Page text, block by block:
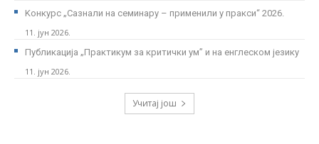
Kонкурс „Сазнали на семинару – применили у пракси“ 2026.
11. јун 2026.
Публикација „Практикум за критички ум” и на енглеском језику
11. јун 2026.
Учитај још